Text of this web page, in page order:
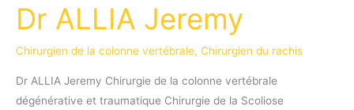
Dr ALLIA Jeremy
Chirurgien de la colonne vertébrale, Chirurgien du rachis
Dr ALLIA Jeremy Chirurgie de la colonne vertébrale
dégénérative et traumatique Chirurgie de la Scoliose